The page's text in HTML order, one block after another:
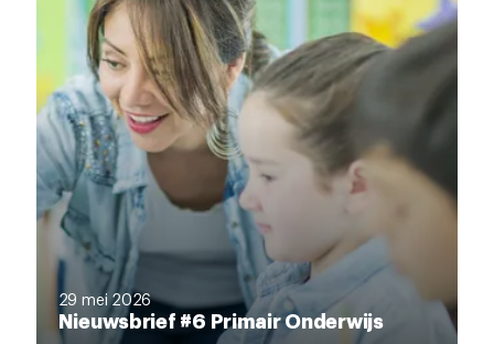
29 mei 2026
Nieuwsbrief #6 Primair Onderwijs